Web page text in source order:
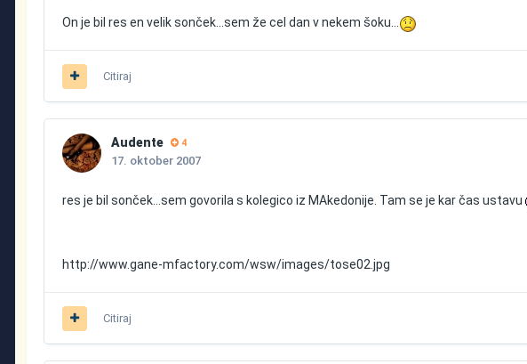
On je bil res en velik sonček...sem že cel dan v nekem šoku...
Citiraj
Audente 4
17. oktober 2007
res je bil sonček...sem govorila s kolegico iz MAkedonije. Tam se je kar čas ustavu
http://www.gane-mfactory.com/wsw/images/tose02.jpg
Citiraj